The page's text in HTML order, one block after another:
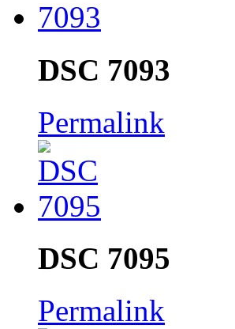
DSC 7093
Permalink
DSC 7095
Permalink